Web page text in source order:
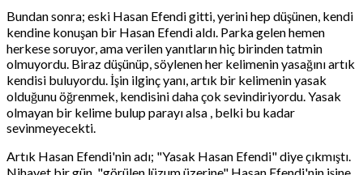
Bundan sonra; eski Hasan Efendi gitti, yerini hep düşünen, kendi
kendine konuşan bir Hasan Efendi aldı. Parka gelen hemen
herkese soruyor, ama verilen yanıtların hiç birinden tatmin
olmuyordu. Biraz düşünüp, söylenen her kelimenin yasağını artık
kendisi buluyordu. İşin ilginç yanı, artık bir kelimenin yasak
olduğunu öğrenmek, kendisini daha çok sevindiriyordu. Yasak
olmayan bir kelime bulup parayı alsa , belki bu kadar
sevinmeyecekti.
Artık Hasan Efendi'nin adı; "Yasak Hasan Efendi" diye çıkmıştı.